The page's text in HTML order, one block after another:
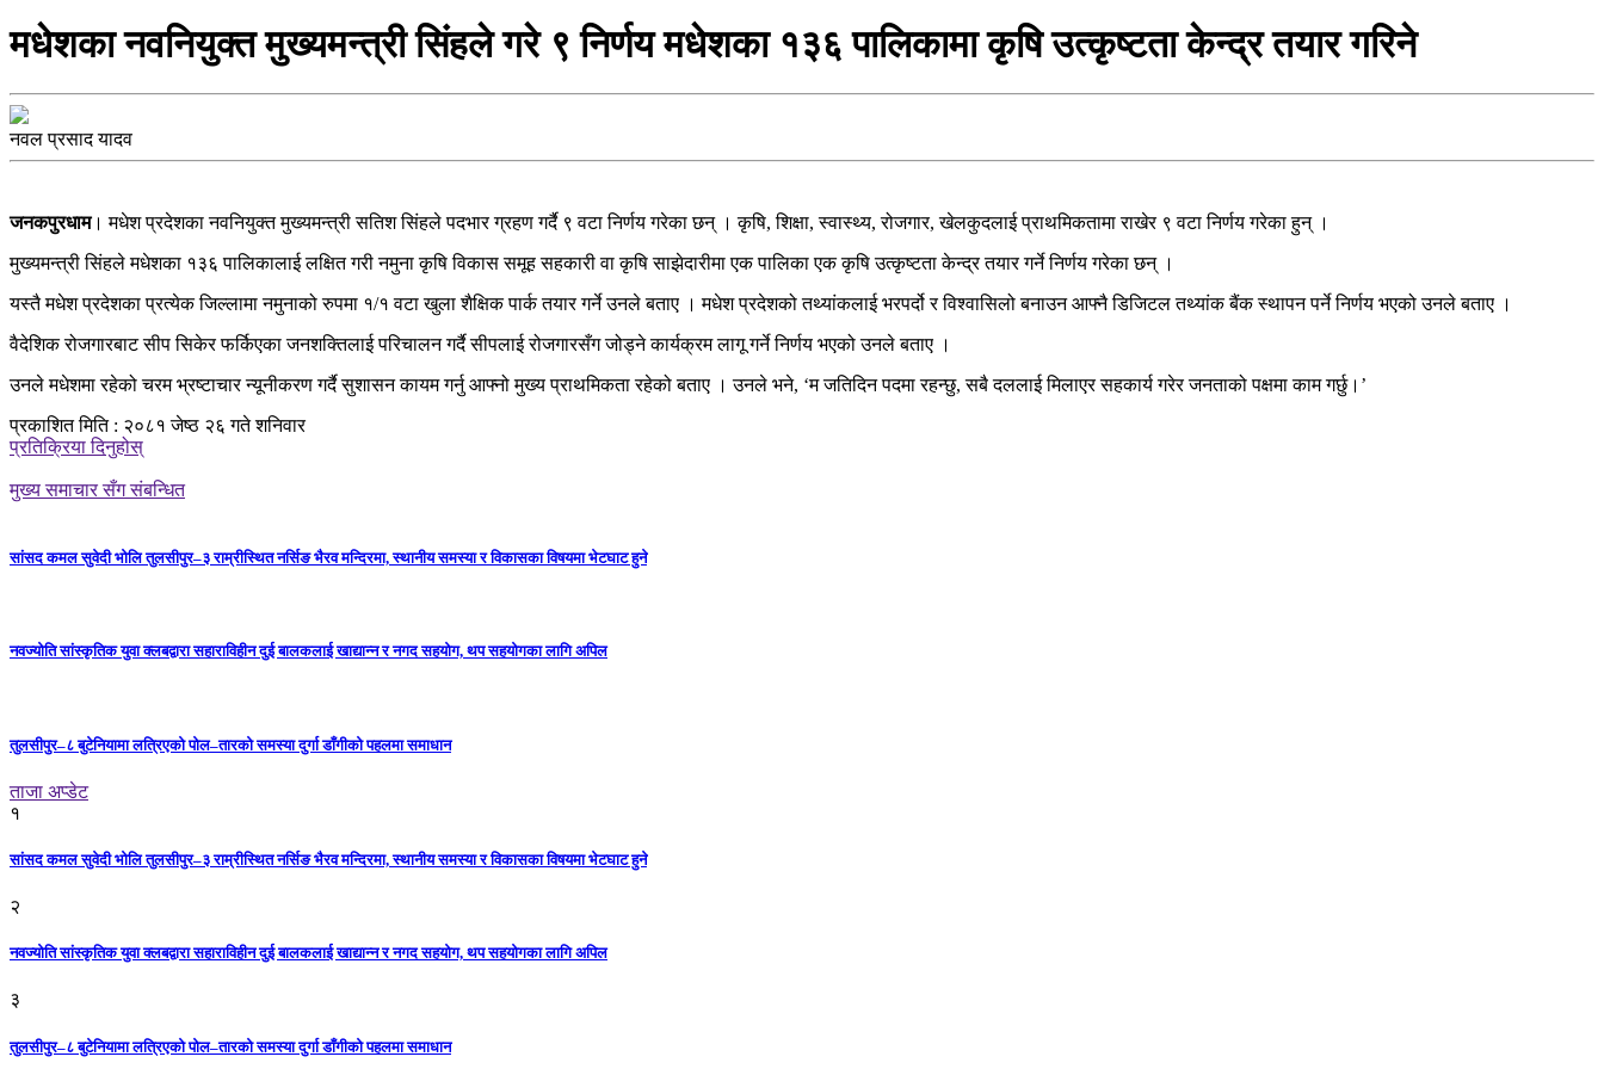
मधेशका नवनियुक्त मुख्यमन्त्री सिंहले गरे ९ निर्णय मधेशका १३६ पालिकामा कृषि उत्कृष्टता केन्द्र तयार गरिने
नवल प्रसाद यादव
जनकपुरधाम। मधेश प्रदेशका नवनियुक्त मुख्यमन्त्री सतिश सिंहले पदभार ग्रहण गर्दै ९ वटा निर्णय गरेका छन् । कृषि, शिक्षा, स्वास्थ्य, रोजगार, खेलकुदलाई प्राथमिकतामा राखेर ९ वटा निर्णय गरेका हुन् ।
मुख्यमन्त्री सिंहले मधेशका १३६ पालिकालाई लक्षित गरी नमुना कृषि विकास समूह सहकारी वा कृषि साझेदारीमा एक पालिका एक कृषि उत्कृष्टता केन्द्र तयार गर्ने निर्णय गरेका छन् ।
यस्तै मधेश प्रदेशका प्रत्‍येक जिल्लामा नमुनाको रुपमा १/१ वटा खुला शैक्षिक पार्क तयार गर्ने उनले बताए । मधेश प्रदेशको तथ्यांकलाई भरपर्दो र विश्वासिलो बनाउन आफ्नै डिजिटल तथ्यांक बैंक स्थापन पर्ने निर्णय भएको उनले बताए ।
वैदेशिक रोजगारबाट सीप सिकेर फर्किएका जनशक्तिलाई परिचालन गर्दै सीपलाई रोजगारसँग जोड्ने कार्यक्रम लागू गर्ने निर्णय भएको उनले बताए ।
उनले मधेशमा रहेको चरम भ्रष्टाचार न्यूनीकरण गर्दै सुशासन कायम गर्नु आफ्नो मुख्य प्राथमिकता रहेको बताए । उनले भने, ‘म जतिदिन पदमा रहन्छु, सबै दललाई मिलाएर सहकार्य गरेर जनताको पक्षमा काम गर्छु।’
प्रकाशित मिति : २०८१ जेष्ठ २६ गते शनिवार
प्रतिक्रिया दिनुहोस्
मुख्य समाचार सँग संबन्धित
सांसद कमल सुवेदी भोलि तुलसीपुर–३ राम्रीस्थित नर्सिङ भैरव मन्दिरमा, स्थानीय समस्या र विकासका विषयमा भेटघाट हुने
नवज्योति सांस्कृतिक युवा क्लबद्वारा सहाराविहीन दुई बालकलाई खाद्यान्न र नगद सहयोग, थप सहयोगका लागि अपिल
तुलसीपुर–८ बुटेनियामा लत्रिएको पोल–तारको समस्या दुर्गा डाँगीको पहलमा समाधान
ताजा अप्डेट
१
सांसद कमल सुवेदी भोलि तुलसीपुर–३ राम्रीस्थित नर्सिङ भैरव मन्दिरमा, स्थानीय समस्या र विकासका विषयमा भेटघाट हुने
२
नवज्योति सांस्कृतिक युवा क्लबद्वारा सहाराविहीन दुई बालकलाई खाद्यान्न र नगद सहयोग, थप सहयोगका लागि अपिल
३
तुलसीपुर–८ बुटेनियामा लत्रिएको पोल–तारको समस्या दुर्गा डाँगीको पहलमा समाधान